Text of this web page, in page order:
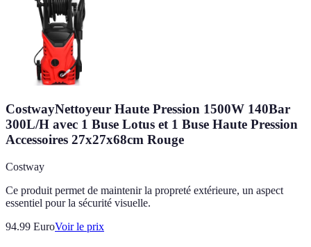
CostwayNettoyeur Haute Pression 1500W 140Bar
300L/H avec 1 Buse Lotus et 1 Buse Haute Pression
Accessoires 27x27x68cm Rouge
Costway
Ce produit permet de maintenir la propreté extérieure, un aspect
essentiel pour la sécurité visuelle.
94.99 EuroVoir le prix